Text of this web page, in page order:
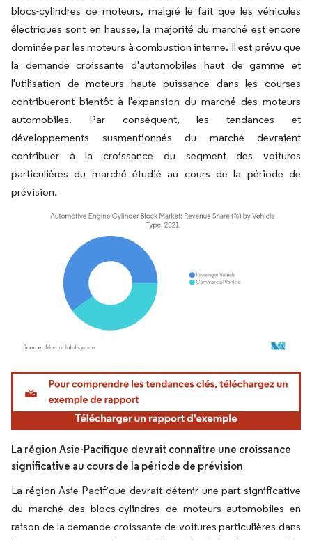
blocs-cylindres de moteurs, malgré le fait que les véhicules
électriques sont en hausse, la majorité du marché est encore
dominée par les moteurs à combustion interne. Il est prévu que
la demande croissante d'automobiles haut de gamme et
l'utilisation de moteurs haute puissance dans les courses
contribueront bientôt à l'expansion du marché des moteurs
automobiles. Par conséquent, les tendances et
développements susmentionnés du marché devraient
contribuer à la croissance du segment des voitures
particulières du marché étudié au cours de la période de
prévision.
Image © Mordor Intelligence. La réutilisation nécessite une attribution sous CC BY
La région Asie-Pacifique devrait connaître une croissance
significative au cours de la période de prévision
La région Asie-Pacifique devrait détenir une part significative
du marché des blocs-cylindres de moteurs automobiles en
raison de la demande croissante de voitures particulières dans